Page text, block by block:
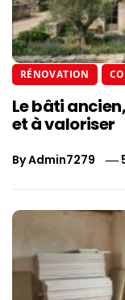
RÉNOVATION
Le bâti
et à valoriser
ByAdmin7279